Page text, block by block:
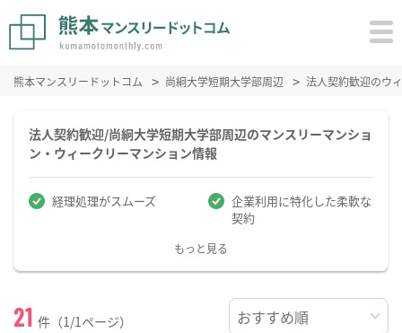
熊本マンスリードットコム 尚絅大学短期大学部周辺 法人契約歓迎のウ
法人契約歓迎/尚絅大学短期大学部周辺のマンスリーマンショ
ン・ウィークリーマンション情報
経理処理がスムーズ
企業利用に特化した柔軟な
契約
もっと見る
21 件（1/1ページ）